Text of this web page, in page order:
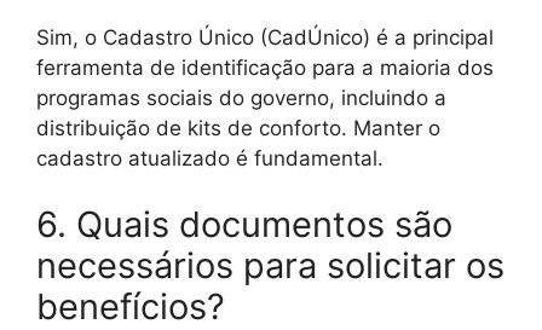
Sim, o Cadastro Único (CadÚnico) é a principal
ferramenta de identificação para a maioria dos
programas sociais do governo, incluindo a
distribuição de kits de conforto. Manter o
cadastro atualizado é fundamental.
6. Quais documentos são
necessários para solicitar os
benefícios?